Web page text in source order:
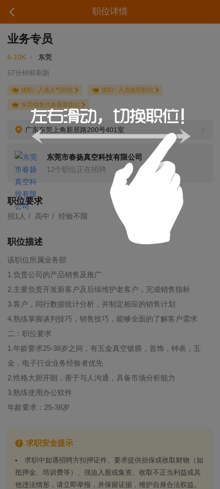
职位详情
业务专员
6-10K ·
东莞
57分钟前刷新
优职 · 入选人气职位 优职 · 入选急招职位
东莞销售代表最新职位
广东东莞上角新居路200号401室
东莞市春扬真空科技有限公司
12个职位正在招聘
职位要求
招1人 高中 经验不限
职位描述
该职位所属业务部
1.负责公司的产品销售及推广
2.主要负责开发新客户及后续维护老客户，完成销售指标
3.客户，同行数据统计分析，并制定相应的销售计划
4.熟练掌握谈判技巧，销售技巧，能够全面的了解客户需求
二：职位要求
1.年龄要求25-38岁之间，有五金真空镀膜，首饰，钟表，五
金，电子行业业务经验者优先
2.性格大胆开朗，善于与人沟通，具备市场分析能力
3.熟练使用办公软件
年龄要求：25-38岁
求职安全提示
求职中如遇招聘方扣押证件、要求提供担保或收取财物（如
抵押金、培训费等）、强迫入股或集资、收取不正当利益或其
他违法情形，请立即举报，并保留证据，维护自身合法权益。